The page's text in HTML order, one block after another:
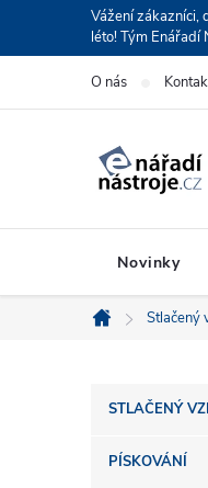
Vážení zákazníci,
léto! Tým Enářadí
O nás
Novinky
Domů
Stlačený
P
o
STLAČENÝ
PÍSKOVÁNÍ